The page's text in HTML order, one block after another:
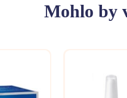
Mohlo by